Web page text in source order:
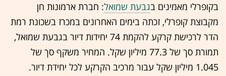
בקופרלי מאמינים בגבעת שמואל: חברת ארמונות חן
מקבוצת קופרלי, זכתה בימים האחרונים במכרז בשכונת רמת
הדר לרכישת קרקע להקמת 74 יחידות דיור בגבעת שמואל,
תמורת סך של 77.3 מיליון שקל. המחיר משקף סך של
1.045 מיליון שקל עבור מרכיב הקרקע לכל יחידת דיור.